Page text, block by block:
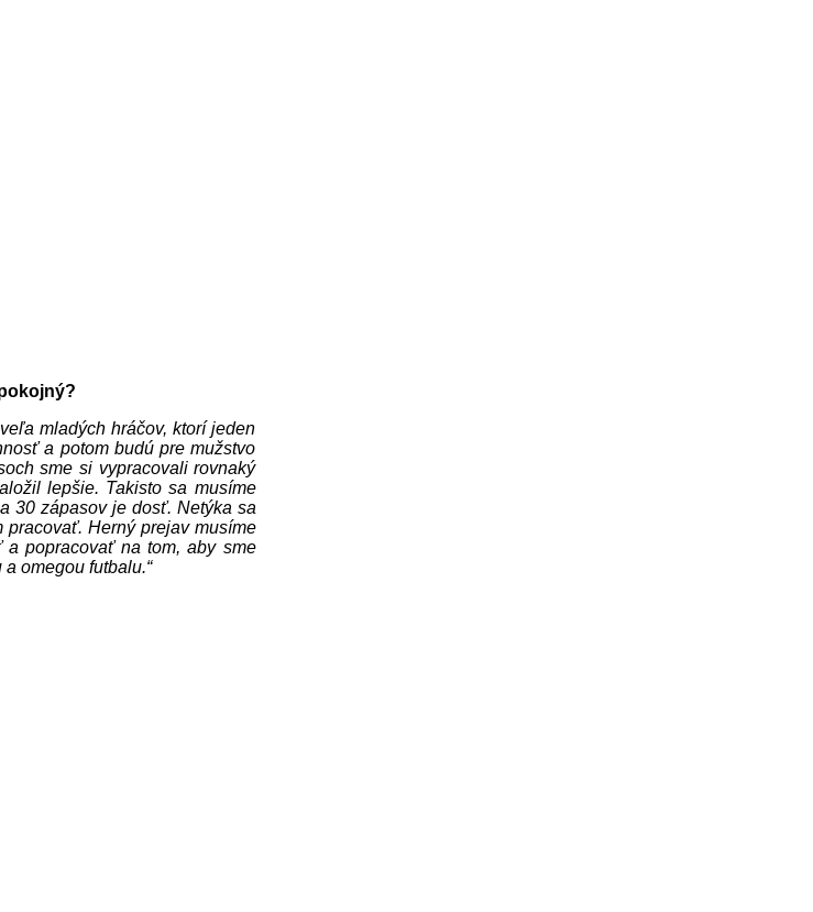
mladých hráčov, ktorí jeden
a potom budú pre mužstvo
sme si vypracovali rovnaký
lepšie. Takisto sa musíme
30 zápasov je dosť. Netýka sa
pracovať. Herný prejav musíme
popracovať na tom, aby sme
omegou futbalu.“